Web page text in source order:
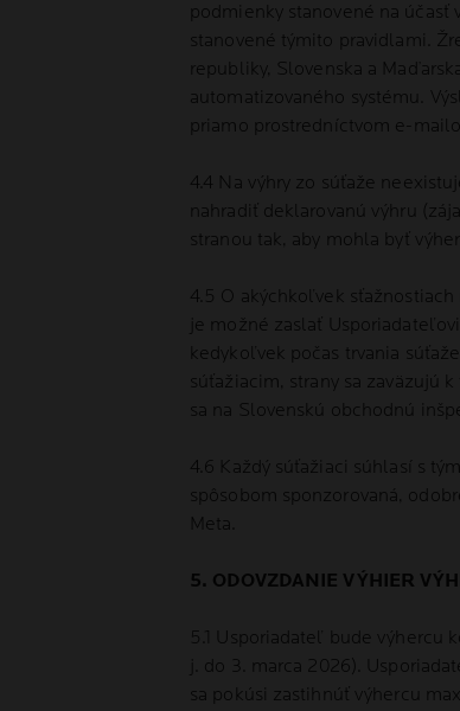
podmienky stanovené na
stanovené týmito pravidlami.
republiky, Slovenska a
automatizovaného systému.
priamo prostredníctvom e-
4.4 Na výhry zo súťaže
nahradiť deklarovanú výhru
stranou tak, aby mohla byť
4.5 O akýchkoľvek
je možné zaslať
kedykoľvek počas trvania
súťažiacim, strany sa zaväzujú
sa na Slovenskú obchodnú
4.6 Každý súťažiaci súhlasí s
spôsobom sponzorovaná,
Meta.
5. ODOVZDANIE VÝHIER
5.1 Usporiadateľ bude výhercu
j. do 3. marca 2026).
sa pokúsi zastihnúť výhercu